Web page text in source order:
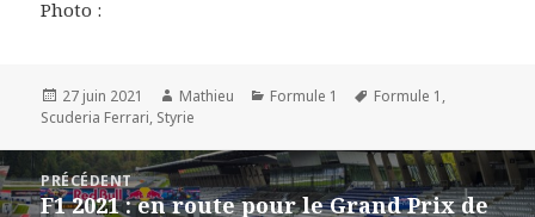
Photo :
Publié
le
27 juin 2021 Auteur
Mathieu Catégories
Formule 1
Mots-
Formule 1 ,
Scuderia Ferrari, Styrie
Navigation
de
PRÉCÉDENT
Article
F1 2021 : en route pour le Grand Prix de